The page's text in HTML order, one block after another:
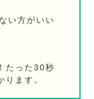
い方がいい
たった30秒
ります。